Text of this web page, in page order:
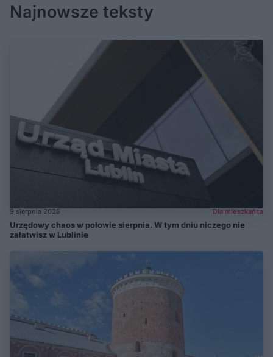
Najnowsze teksty
9 sierpnia 2026 Dla mieszkańca
Urzędowy chaos w połowie sierpnia. W tym dniu niczego nie
załatwisz w Lublinie